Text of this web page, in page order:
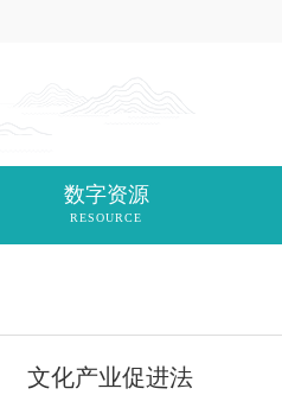
数字资源
RESOURCE
文化产业促进法